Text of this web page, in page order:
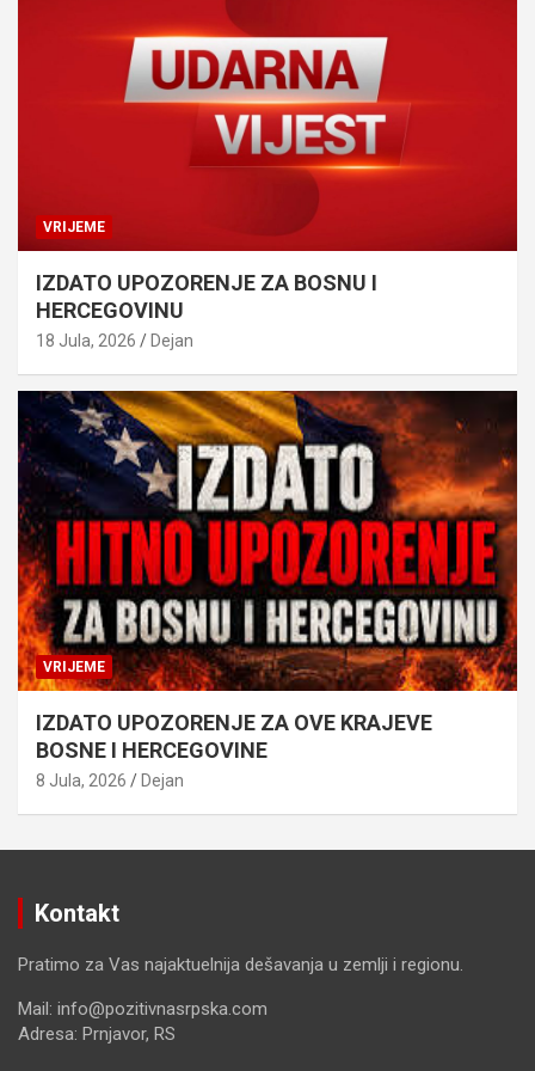
VRIJEME
IZDATO UPOZORENJE ZA BOSNU I
HERCEGOVINU
18 Jula, 2026 Dejan
VRIJEME
IZDATO UPOZORENJE ZA OVE KRAJEVE
BOSNE I HERCEGOVINE
8 Jula, 2026 Dejan
Kontakt
Pratimo za Vas najaktuelnija dešavanja u zemlji i regionu.
Mail: info@pozitivnasrpska.com
Adresa: Prnjavor, RS